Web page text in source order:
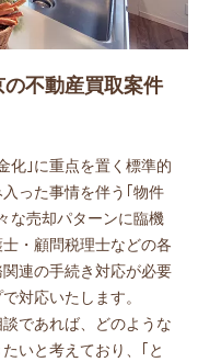
不動産買取案件
化｣に重点を置く標準的
った事情を伴う｢物件
な売却パターンに臨機
・顧問税理士などの各
連の手続き対応が必要
対応いたします。
であれば、どのような
いと考えており、｢と